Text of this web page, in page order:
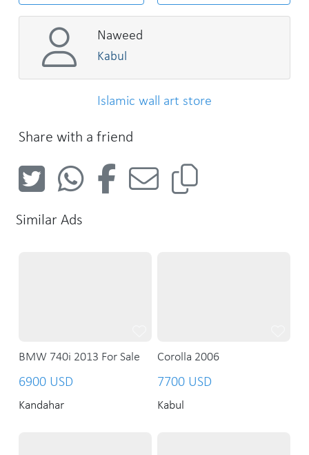
Naweed
Kabul
Islamic wall art store
Share with a friend
Similar Ads
BMW 740i 2013 For Sale
6900 USD
Kandahar
Corolla 2006
7700 USD
Kabul